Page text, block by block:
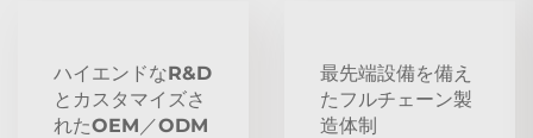
ハイエンドなR&D
とカスタマイズさ
れたOEM／ODM
最先端設備を備え
たフルチェーン製
造体制